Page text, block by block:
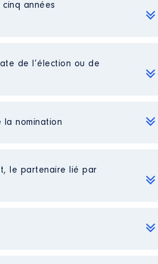
années
de l’élection ou de
nomination
le partenaire lié par